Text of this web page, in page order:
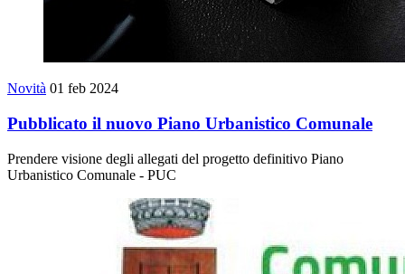
Novità 01 feb 2024
Pubblicato il nuovo Piano Urbanistico Comunale
Prendere visione degli allegati del progetto definitivo Piano
Urbanistico Comunale - PUC